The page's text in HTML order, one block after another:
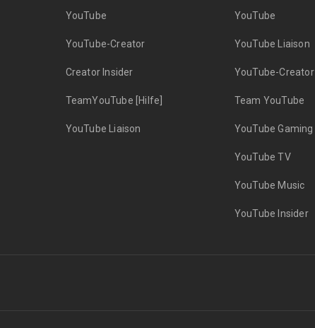
YouTube
YouTube-Creator
Creator Insider
TeamYouTube [Hilfe]
YouTube Liaison
YouTube
YouTube Liaison
YouTube-Creator
Team YouTube
YouTube Gaming
YouTube TV
YouTube Music
YouTube Insider